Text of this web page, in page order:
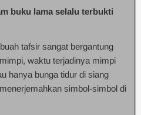
buku lama selalu terbukti
tafsir sangat bergantung
waktu terjadinya mimpi
hanya bunga tidur di siang
simbol-simbol di